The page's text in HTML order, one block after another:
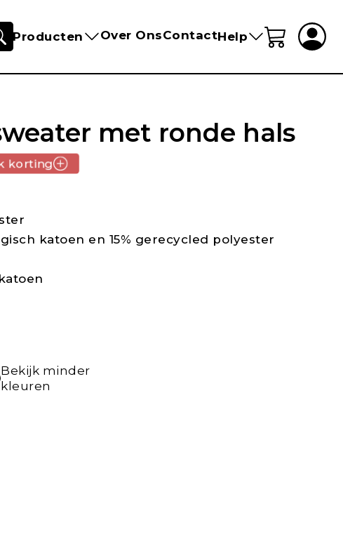
Producten Over OnsContactHelp
met ronde hals
korting
katoen en 15% gerecycled polyester
Bekijk minder
kleuren